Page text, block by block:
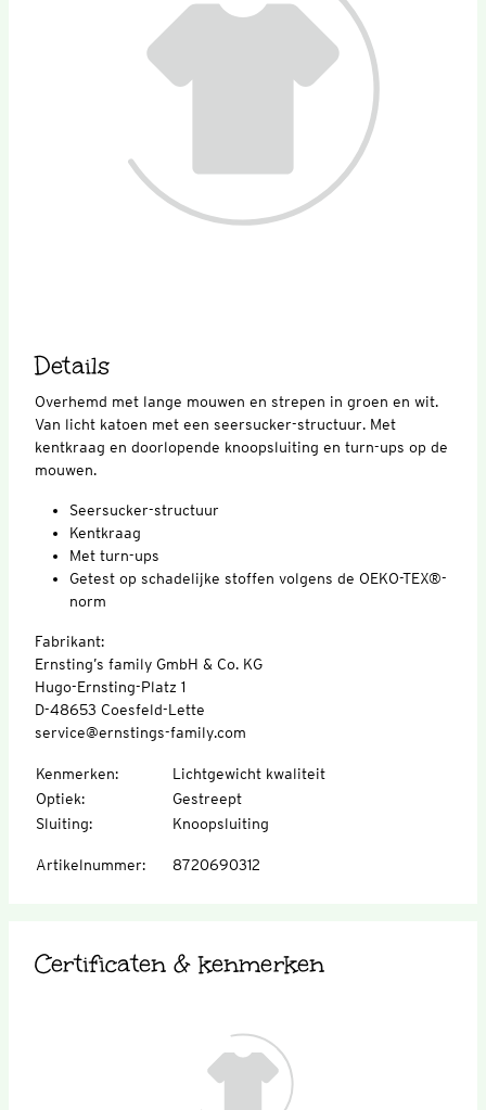
Details
Overhemd met lange mouwen en strepen in groen en wit.
Van licht katoen met een seersucker-structuur. Met
kentkraag en doorlopende knoopsluiting en turn-ups op de
mouwen.
Seersucker-structuur
Kentkraag
Met turn-ups
Getest op schadelijke stoffen volgens de OEKO-TEX®-
norm
Fabrikant:
Ernsting’s family GmbH & Co. KG
Hugo-Ernsting-Platz 1
D-48653 Coesfeld-Lette
service@ernstings-family.com
Kenmerken:
Lichtgewicht kwaliteit
Optiek:
Gestreept
Sluiting: Knoopsluiting
Artikelnummer: 8720690312
Certificaten & kenmerken